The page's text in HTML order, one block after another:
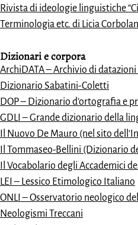
Rivista di ideologie linguistiche
Terminologia etc. di Licia
Dizionari ecorpora
ArchiDATA – Archivio di datazioni
Dizionario Sabatini-Coletti
DOP – Dizionario d’ortografia e
GDLI – Grande dizionario della
Il Nuovo De Mauro (nel sito
Il Tommaseo-Bellini (Dizionario
Il Vocabolario degli Accademici
LEI – Lessico Etimologico Italiano
ONLI – Osservatorio neologico
Neologismi Treccani